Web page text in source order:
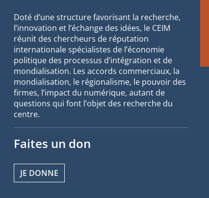
Doté d’une structure favorisant la recherche,
l’innovation et l’échange des idées, le CEIM
réunit des chercheurs de réputation
internationale spécialistes de l’économie
politique des processus d’intégration et de
mondialisation. Les accords commerciaux, la
mondialisation, le régionalisme, le pouvoir des
firmes, l’impact du numérique, autant de
questions qui font l’objet des recherche du
centre.
Faites un don
JE DONNE